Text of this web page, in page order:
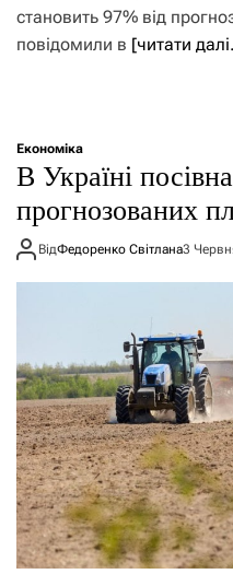
становить 97% від
повідомили в [читати
Економіка
В Україні
прогнозованих
ВідФедоренко Світлана3